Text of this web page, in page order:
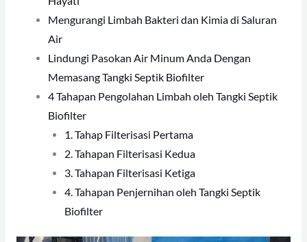
Mengurangi Limbah Bakteri dan Kimia di Saluran
Air
Lindungi Pasokan Air Minum Anda Dengan
Memasang Tangki Septik Biofilter
4 Tahapan Pengolahan Limbah oleh Tangki Septik
Biofilter
1. Tahap Filterisasi Pertama
2. Tahapan Filterisasi Kedua
3. Tahapan Filterisasi Ketiga
4. Tahapan Penjernihan oleh Tangki Septik
Biofilter